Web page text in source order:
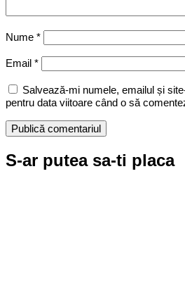
Nume *
Email *
Salvează-mi numele, emailul și
pentru data viitoare când o să
S-ar putea sa-ti placa